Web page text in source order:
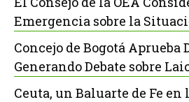
Emergencia sobre la
Concejo de Bogotá Aprueba
Generando Debate sobre
Ceuta, un Baluarte de Fe